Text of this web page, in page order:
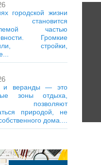
городской жизни
частью
Громкие
стройки,
и веранды — это
зоны отдыха,
позволяют
природой, не
дома....